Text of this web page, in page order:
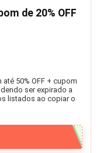
de 20% OFF
até 50% OFF + cupom
ser expirado a
listados ao copiar o